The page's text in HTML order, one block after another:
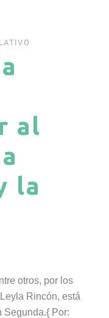
al
la
otros, por los
Rincón, está
Segunda.{ Por: